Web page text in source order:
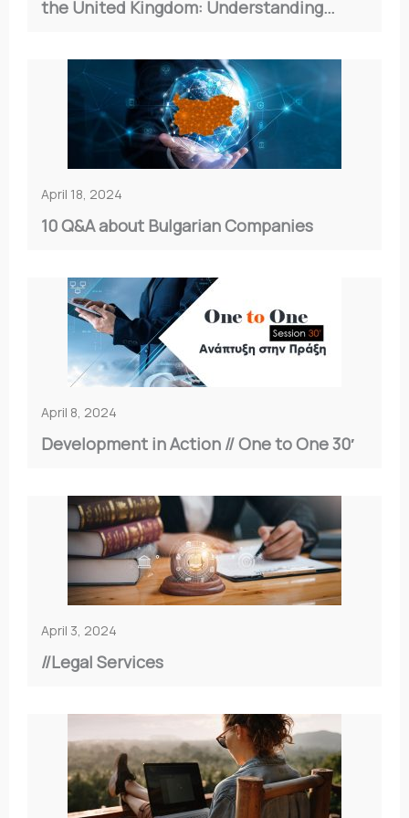
the United Kingdom: Understanding
April 18, 2024
10 Q&A about Bulgarian Companies
April 8, 2024
Development in Action // Οne to One 30′
April 3, 2024
//Legal Services